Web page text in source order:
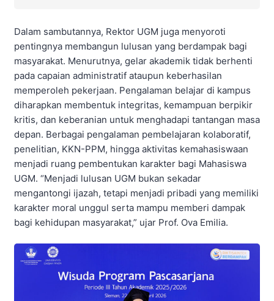
Dalam sambutannya, Rektor UGM juga menyoroti
pentingnya membangun lulusan yang berdampak bagi
masyarakat. Menurutnya, gelar akademik tidak berhenti
pada capaian administratif ataupun keberhasilan
memperoleh pekerjaan. Pengalaman belajar di kampus
diharapkan membentuk integritas, kemampuan berpikir
kritis, dan keberanian untuk menghadapi tantangan masa
depan. Berbagai pengalaman pembelajaran kolaboratif,
penelitian, KKN-PPM, hingga aktivitas kemahasiswaan
menjadi ruang pembentukan karakter bagi Mahasiswa
UGM. “Menjadi lulusan UGM bukan sekadar
mengantongi ijazah, tetapi menjadi pribadi yang memiliki
karakter moral unggul serta mampu memberi dampak
bagi kehidupan masyarakat,” ujar Prof. Ova Emilia.